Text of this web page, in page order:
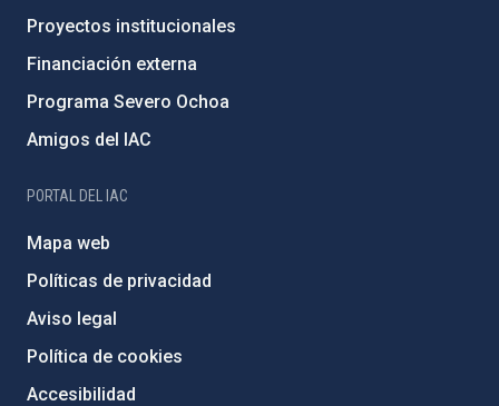
Proyectos institucionales
Financiación externa
Programa Severo Ochoa
Amigos del IAC
PORTAL DEL IAC
Mapa web
Políticas de privacidad
Aviso legal
Política de cookies
Accesibilidad